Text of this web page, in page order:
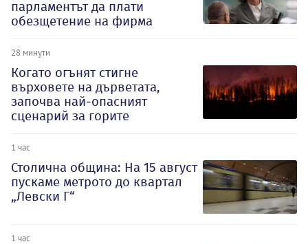
парламентът да плати
обезщетение на фирма
28 минути
Когато огънят стигне
върховете на дърветата,
започва най-опасният
сценарий за горите
1 час
Столична община: На 15 август
пускаме метрото до квартал
„Левски Г“
1 час